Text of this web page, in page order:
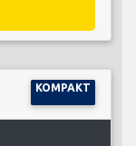
KOMPAKT